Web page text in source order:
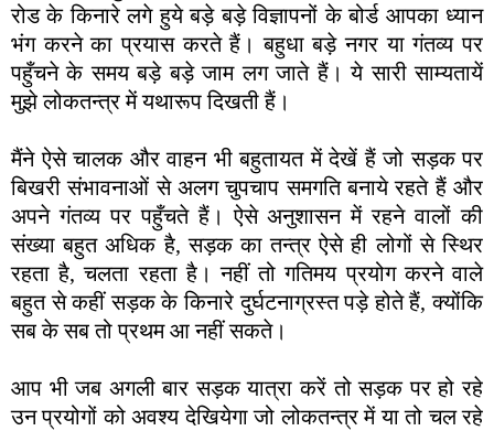
रोड के किनारे लगे हुये बड़े बड़े विज्ञापनों के बोर्ड आपका ध्यान
भंग करने का प्रयास करते हैं। बहुधा बड़े नगर या गंतव्य पर
पहुँचने के समय बड़े बड़े जाम लग जाते हैं। ये सारी साम्यतायें
मुझे लोकतन्त्र में यथारूप दिखती हैं।
मैंने ऐसे चालक और वाहन भी बहुतायत में देखें हैं जो सड़क पर
बिखरी संभावनाओं से अलग चुपचाप समगति बनाये रहते हैं और
अपने गंतव्य पर पहुँचते हैं। ऐसे अनुशासन में रहने वालों की
संख्या बहुत अधिक है, सड़क का तन्त्र ऐसे ही लोगों से स्थिर
रहता है, चलता रहता है। नहीं तो गतिमय प्रयोग करने वाले
बहुत से कहीं सड़क के किनारे दुर्घटनाग्रस्त पड़े होते हैं, क्योंकि
सब के सब तो प्रथम आ नहीं सकते।
आप भी जब अगली बार सड़क यात्रा करें तो सड़क पर हो रहे
उन प्रयोगों को अवश्य देखियेगा जो लोकतन्त्र में या तो चल रहे